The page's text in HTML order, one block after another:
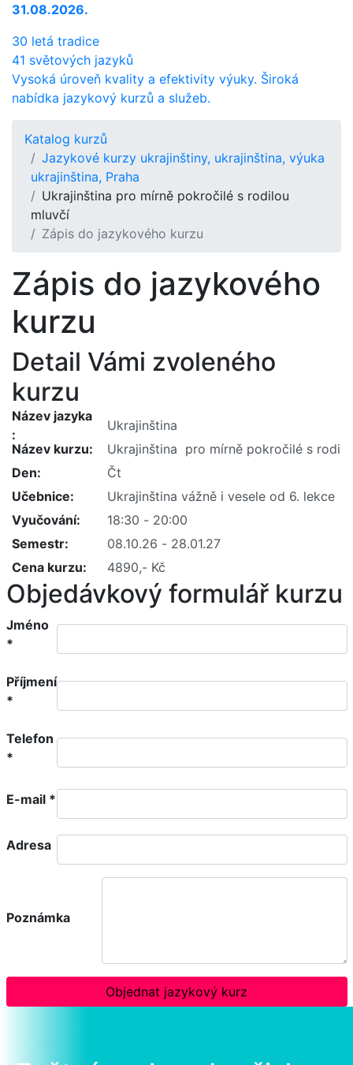
31.08.2026.
30 letá tradice
41 světových jazyků
Vysoká úroveň kvality a efektivity výuky. Široká
nabídka jazykový kurzů a služeb.
Katalog kurzů
Jazykové kurzy ukrajinštiny, ukrajinština, výuka
ukrajinština, Praha
Ukrajinština pro mírně pokročilé s rodilou
mluvčí
Zápis do jazykového kurzu
Zápis do jazykového
kurzu
Detail Vámi zvoleného
kurzu
Název jazyka
Název kurzu
Den
Učebnice
Vyučování
Semestr
Cena kurzu
Objedávkový formulář kurzu
Jméno
*
Příjmení
*
Telefon
*
E-mail *
Adresa
Poznámka
Objednat jazykový kurz